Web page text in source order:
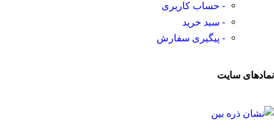
- حساب کاربری
- سبد خرید
- پیگیری سفارش
نمادهای سایت